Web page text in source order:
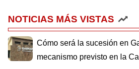
NOTICIAS MÁS VISTAS
Cómo será la sucesión en
mecanismo previsto en la